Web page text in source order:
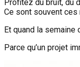
Profitez du bruit, du
Ce sont souvent
Et quand la
Parce qu’un projet